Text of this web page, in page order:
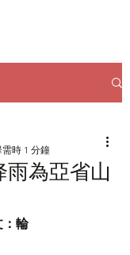
雨為亞省山
需時 1 分鐘
：輪